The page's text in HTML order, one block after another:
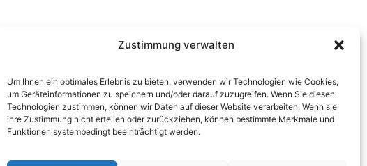
Zustimmung verwalten
Um Ihnen ein optimales Erlebnis zu bieten, verwenden wir Technologien wie Cookies,
um Geräteinformationen zu speichern und/oder darauf zuzugreifen. Wenn Sie diesen
Technologien zustimmen, können wir Daten auf dieser Website verarbeiten. Wenn sie
ihre Zustimmung nicht erteilen oder zurückziehen, können bestimmte Merkmale und
Funktionen systembedingt beeinträchtigt werden.